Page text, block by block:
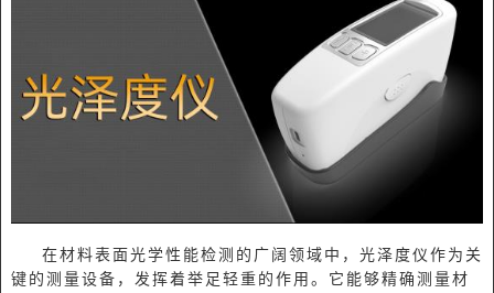
在材料表面光学性能检测的广阔领域中，光泽度仪作为关
键的测量设备，发挥着举足轻重的作用。它能够精确测量材